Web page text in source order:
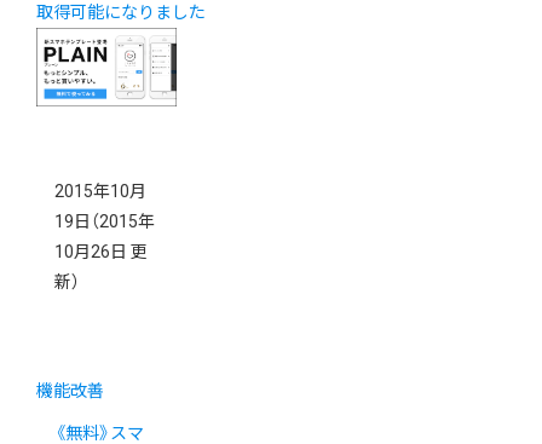
取得可能になりました
2015年10月
19日 （2015年
10月26日 更
新）
機能改善
《無料》スマ